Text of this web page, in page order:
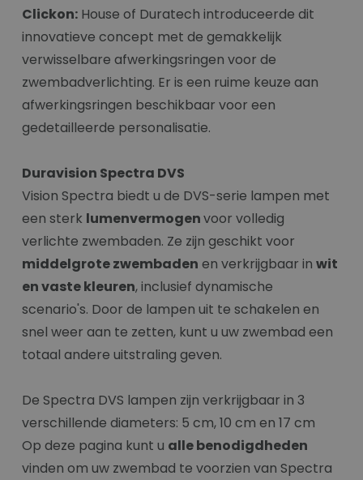
Clickon: House of Duratech introduceerde dit
innovatieve concept met de gemakkelijk
verwisselbare afwerkingsringen voor de
zwembadverlichting. Er is een ruime keuze aan
afwerkingsringen beschikbaar voor een
gedetailleerde personalisatie.
Duravision Spectra DVS
Vision Spectra biedt u de DVS-serie lampen met
een sterk lumenvermogenvoor volledig
verlichte zwembaden. Ze zijn geschikt voor
middelgrote zwembaden en verkrijgbaar in wit
en vaste kleuren, inclusief dynamische
scenario's. Door de lampen uit te schakelen en
snel weer aan te zetten, kunt u uw zwembad een
totaal andere uitstraling geven.
De Spectra DVS lampen zijn verkrijgbaar in 3
verschillende diameters: 5 cm, 10 cm en 17 cm
Op deze pagina kunt u alle benodigdheden
vinden om uw zwembad te voorzien van Spectra